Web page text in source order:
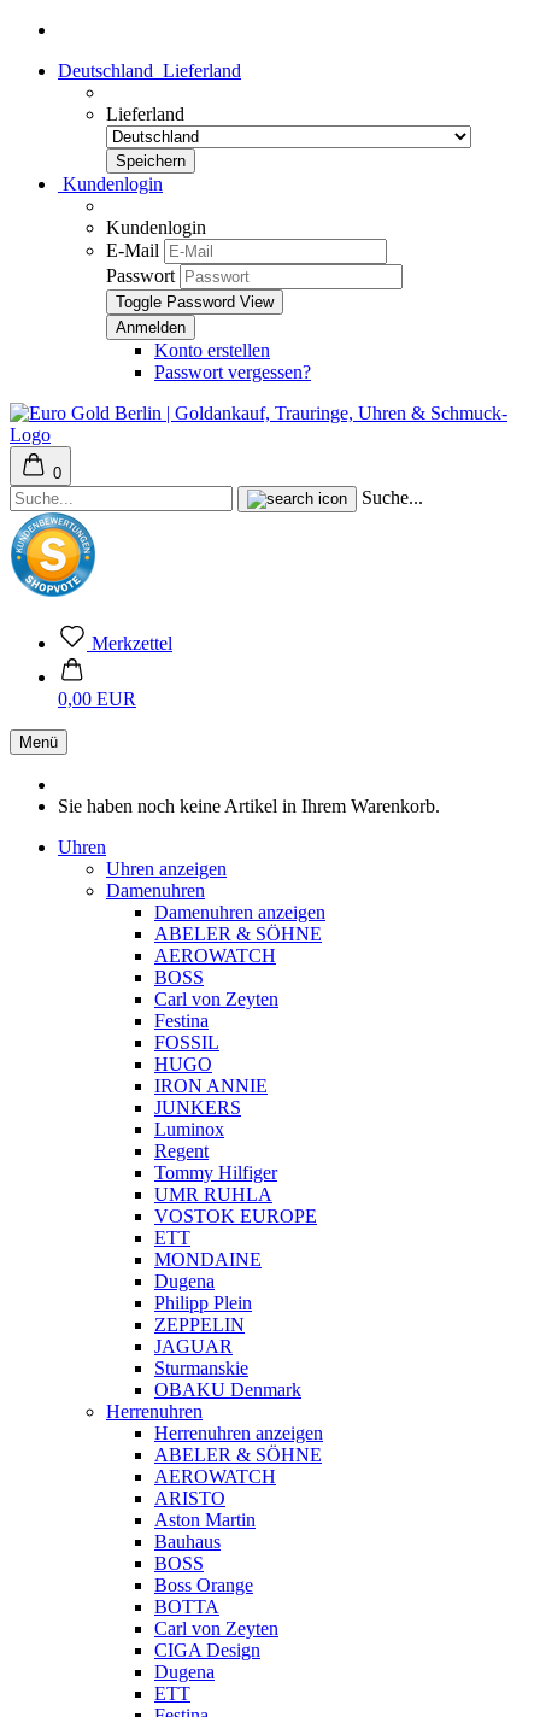
Deutschland Lieferland
Lieferland
Kundenlogin
Kundenlogin
E-Mail
Passwort
Toggle Password View
Konto erstellen
Passwort vergessen?
0
Suche...
Merkzettel
0,00 EUR
Menü
Sie haben noch keine Artikel in Ihrem Warenkorb.
Uhren
Uhren anzeigen
Damenuhren
Damenuhren anzeigen
ABELER & SÖHNE
AEROWATCH
BOSS
Carl von Zeyten
Festina
FOSSIL
HUGO
IRON ANNIE
JUNKERS
Luminox
Regent
Tommy Hilfiger
UMR RUHLA
VOSTOK EUROPE
ETT
MONDAINE
Dugena
Philipp Plein
ZEPPELIN
JAGUAR
Sturmanskie
OBAKU Denmark
Herrenuhren
Herrenuhren anzeigen
ABELER & SÖHNE
AEROWATCH
ARISTO
Aston Martin
Bauhaus
BOSS
Boss Orange
BOTTA
Carl von Zeyten
CIGA Design
Dugena
ETT